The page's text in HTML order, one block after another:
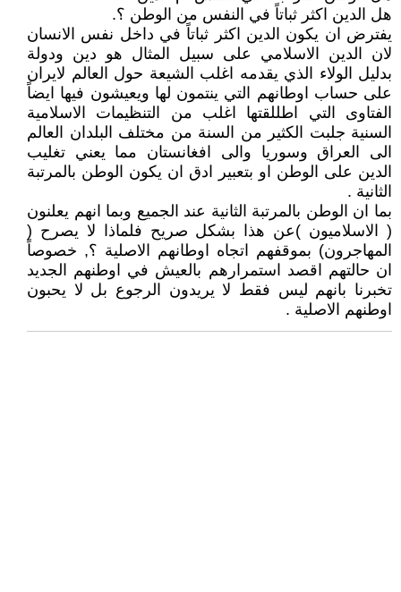
هل الدين اكثر ثباتاً في النفس من الوطن ؟.
يفترض ان يكون الدين اكثر ثباتاً في داخل نفس الانسان
لان الدين الاسلامي على سبيل المثال هو دين ودولة
بدليل الولاء الذي يقدمه اغلب الشيعة حول العالم لايران
على حساب اوطانهم التي ينتمون لها ويعيشون فيها ايضاً
الفتاوى التي اطللقتها اغلب من التنظيمات الاسلامية
السنية جلبت الكثير من السنة من مختلف البلدان العالم
الى العراق وسوريا والى افغانستان مما يعني تغليب
الدين على الوطن او بتعبير ادق ان يكون الوطن بالمرتبة
الثانية .
بما ان الوطن بالمرتبة الثانية عند الجميع وبما انهم يعلنون
( الاسلاميون )عن هذا بشكل صريح فلماذا لا يصرح (
المهاجرون) بموقفهم اتجاه اوطانهم الاصلية ؟, خصوصاً
ان حالتهم اقصد استمرارهم بالعيش في اوطنهم الجديد
تخبرنا بانهم ليس فقط لا يريدون الرجوع بل لا يحبون
اوطنهم الاصلية .